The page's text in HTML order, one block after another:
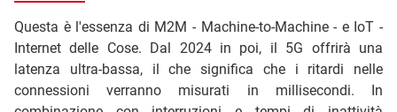
Questa è l'essenza di M2M - Machine-to-Machine - e IoT -
Internet delle Cose. Dal 2024 in poi, il 5G offrirà una
latenza ultra-bassa, il che significa che i ritardi nelle
connessioni verranno misurati in millisecondi. In